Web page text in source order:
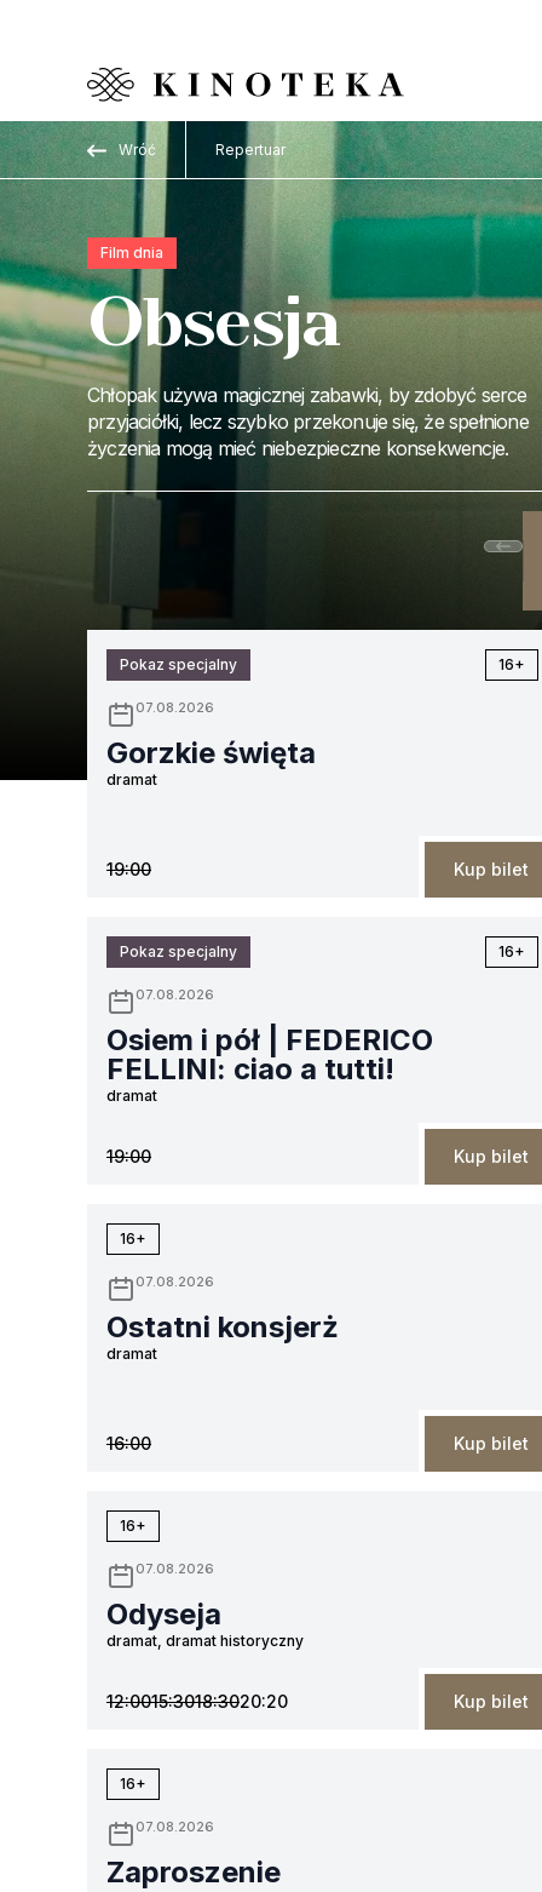
Wróć Repertuar
Film dnia
Obsesja
Chłopak używa magicznej zabawki, by zdobyć serce
przyjaciółki, lecz szybko przekonuje się, że spełnione
życzenia mogą mieć niebezpieczne konsekwencje.
Pokaz specjalny 16+
07.08.2026
Gorzkie święta
dramat
19:00 Kup bilet
Pokaz specjalny 16+
07.08.2026
Osiem i pół | FEDERICO
FELLINI: ciao a tutti!
dramat
19:00 Kup bilet
16+
07.08.2026
Ostatni konsjerż
dramat
16:00 Kup bilet
16+
07.08.2026
Odyseja
dramat, dramat historyczny
12:0015:3018:3020:20 Kup bilet
16+
07.08.2026
Zaproszenie